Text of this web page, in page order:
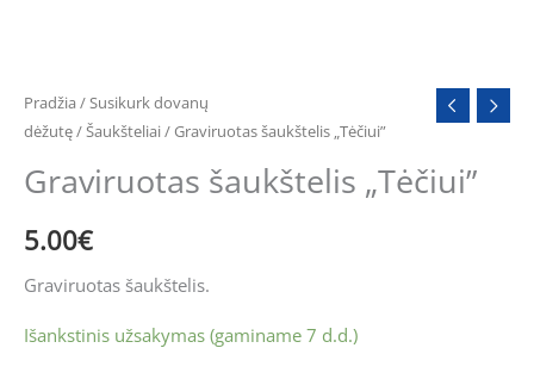
Pradžia /Susikurk dovanų
dėžutę/Šaukšteliai/ Graviruotas šaukštelis „Tėčiui”
Graviruotas šaukštelis „Tėčiui”
5.00€
Graviruotas šaukštelis.
Išankstinis užsakymas (gaminame 7 d.d.)